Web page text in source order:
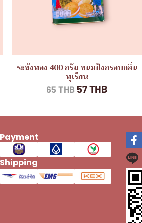
ระฆังทอง 400 กรัม ขนมปังกรอบกลิ่น
ทุเรียน
65 THB57 THB
Payment
Shipping